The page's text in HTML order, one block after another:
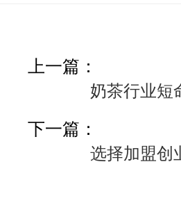
上一篇：
奶茶行业短
下一篇：
选择加盟创